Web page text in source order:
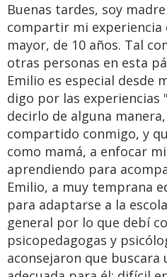
Buenas tardes, soy
compartir mi experiencia
mayor, de 10 años. Tal
otras personas en esta
Emilio es especial desde
digo por las
decirlo de alguna
compartido conmigo, y
como mamá, a enfocar
aprendiendo para
Emilio, a muy temprana
para adaptarse a la
general por lo que debí
psicopedagogas y
aconsejaron que